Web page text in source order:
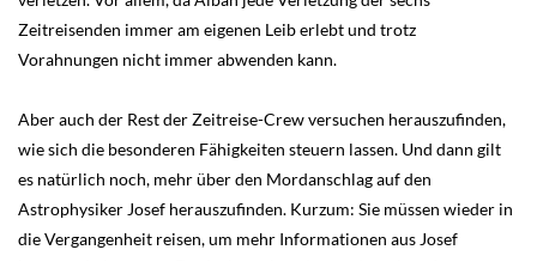
Zeitreisenden immer am eigenen Leib erlebt und trotz
Vorahnungen nicht immer abwenden kann.
Aber auch der Rest der Zeitreise-Crew versuchen herauszufinden,
wie sich die besonderen Fähigkeiten steuern lassen. Und dann gilt
es natürlich noch, mehr über den Mordanschlag auf den
Astrophysiker Josef herauszufinden. Kurzum: Sie müssen wieder in
die Vergangenheit reisen, um mehr Informationen aus Josef